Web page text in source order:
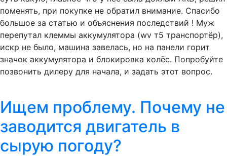
поменять, при покупке не обратил внимание. Спасибо
большое за статью и объяснения последствий ! Муж
перепутал клеммы аккумулятора (wv т5 транспортёр),
искр не было, машина завелась, но на панели горит
значок аккумулятора и блокировка колёс. Попробуйте
позвонить дилеру для начала, и задать этот вопрос.
Ищем проблему. Почему не
заводится двигатель в
сырую погоду?